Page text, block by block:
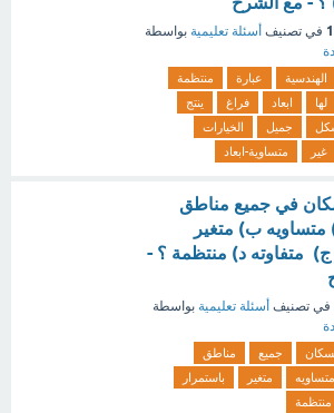
في تصنيف أسئلة تعليمية بواسطة
الهندسية عبارة
منتظمة
لها ابعاد فراغ
ينتج
جميل
الخيارات
غير متساوية-ابعاد
في جميع مناطق
ب) متغير
ج) متفاوته د) منتظمة ؟ -
في تصنيف أسئلة تعليمية بواسطة
جميع
مناطق
متساويه متغير
باستمرار
منتظمة